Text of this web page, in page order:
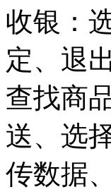
收银：
定、退
查找商
送、选
传数据